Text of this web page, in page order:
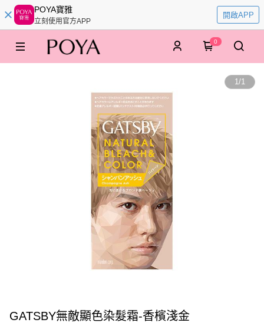
POYA寶雅
立刻使用官方APP
開啟APP
0
1/1
GATSBY無敵顯色染髮霜-香檳淺金